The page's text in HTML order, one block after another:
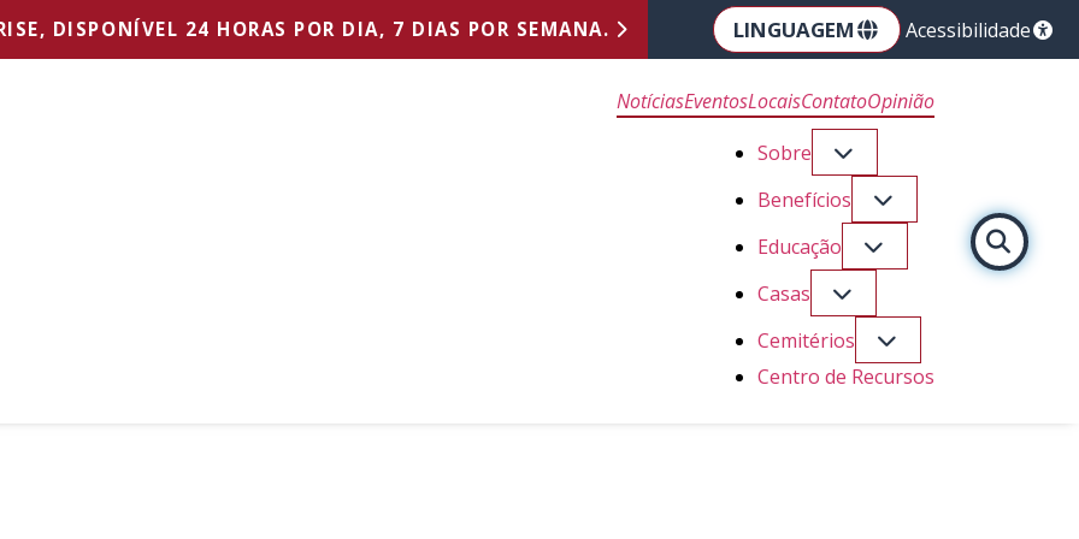
DISPONÍVEL 24 HORAS POR DIA, 7 DIAS POR SEMANA. LINGUAGEM Acessibilidade
NotíciasEventosLocaisContatoOpinião
Sobre
Benefícios
Educação
Casas
Cemitérios
Centro de Recursos